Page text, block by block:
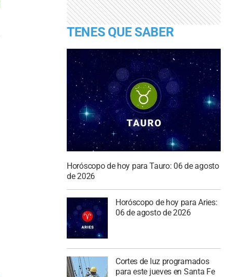
TENES QUE SABER
Horóscopo de hoy para Tauro: 06 de agosto
de 2026
Horóscopo de hoy para Aries:
06 de agosto de 2026
Cortes de luz programados
para este jueves en Santa Fe